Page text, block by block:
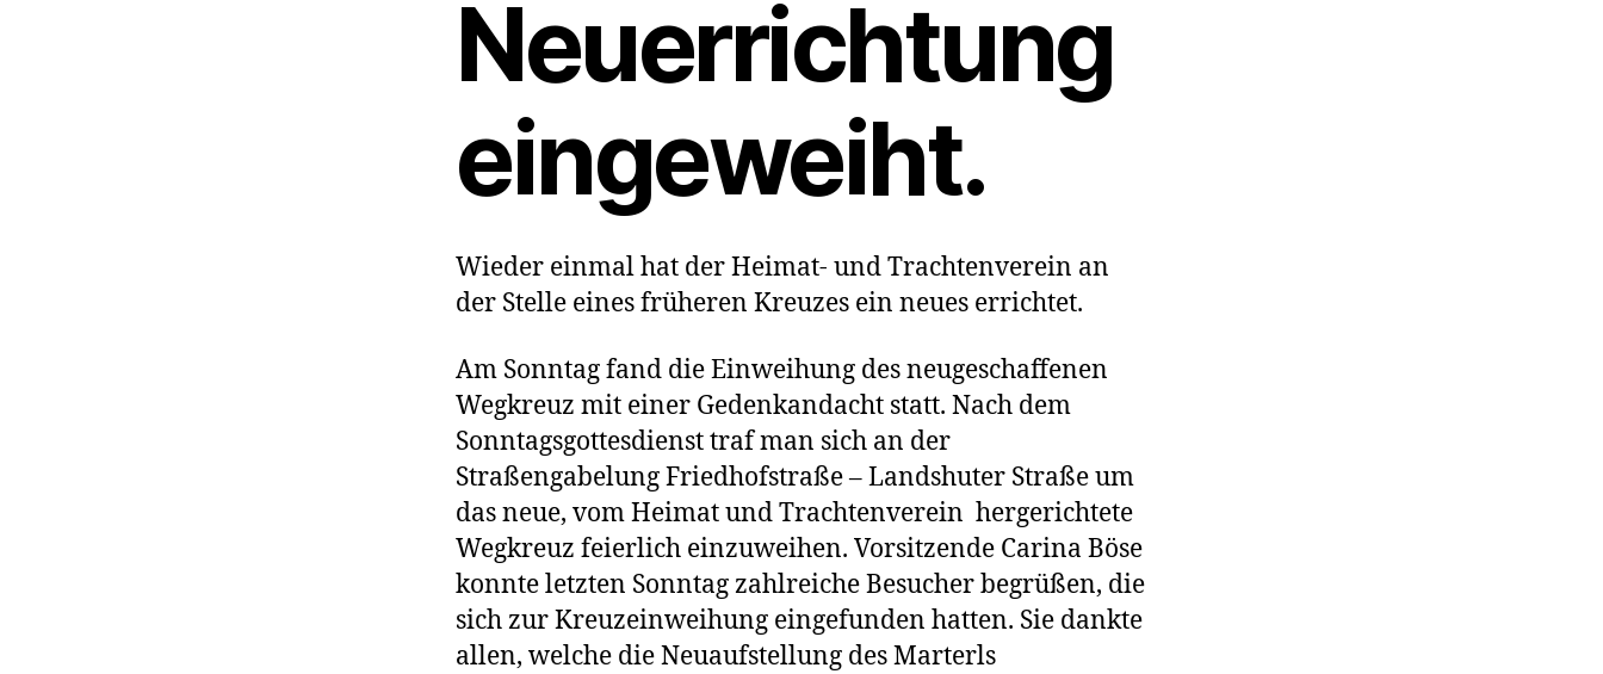
Neuerrichtung
eingeweiht.
Wieder einmal hat der Heimat- und Trachtenverein an
der Stelle eines früheren Kreuzes ein neues errichtet.
Am Sonntag fand die Einweihung des neugeschaffenen
Wegkreuz mit einer Gedenkandacht statt. Nach dem
Sonntagsgottesdienst traf man sich an der
Straßengabelung Friedhofstraße – Landshuter Straße um
das neue, vom Heimat und Trachtenverein hergerichtete
Wegkreuz feierlich einzuweihen. Vorsitzende Carina Böse
konnte letzten Sonntag zahlreiche Besucher begrüßen, die
sich zur Kreuzeinweihung eingefunden hatten. Sie dankte
allen, welche die Neuaufstellung des Marterls